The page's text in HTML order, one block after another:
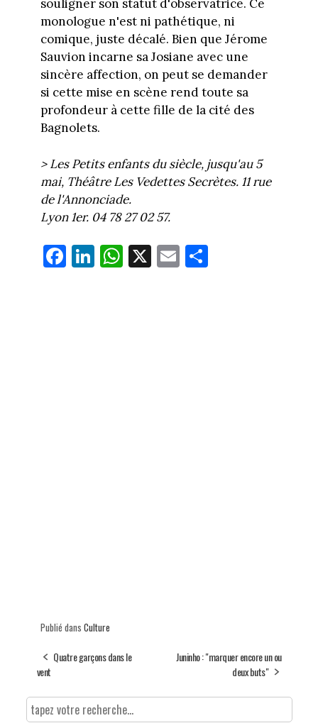
souligner son statut d'observatrice. Ce
monologue n'est ni pathétique, ni
comique, juste décalé. Bien que Jérome
Sauvion incarne sa Josiane avec une
sincère affection, on peut se demander
si cette mise en scène rend toute sa
profondeur à cette fille de la cité des
Bagnolets.
> Les Petits enfants du siècle, jusqu'au 5
mai, Théâtre Les Vedettes Secrètes. 11 rue
de l'Annonciade.
Lyon 1er. 04 78 27 02 57.
Fa
ce
Li
nk
W
ha
X E
m
Pa
Publié dans Culture
Quatre garçons dans le
vent
Juninho : "marquer encore un ou
deux buts"